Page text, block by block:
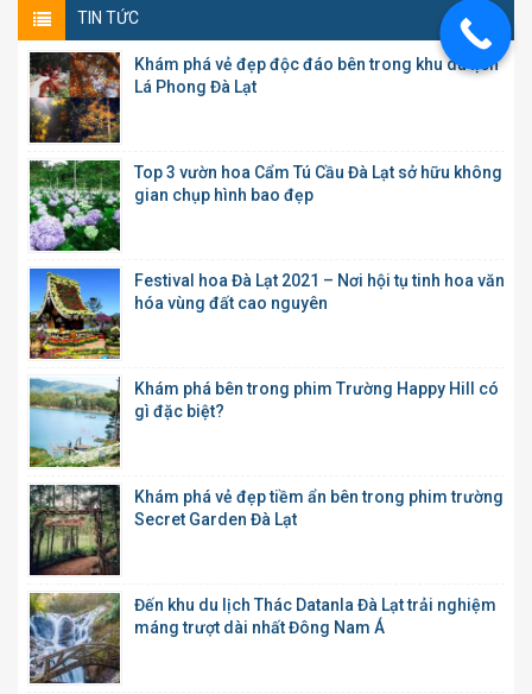
TIN TỨC
Khám phá vẻ đẹp độc đáo bên trong khu du lịch
Lá Phong Đà Lạt
Top 3 vườn hoa Cẩm Tú Cầu Đà Lạt sở hữu không
gian chụp hình bao đẹp
Festival hoa Đà Lạt 2021 – Nơi hội tụ tinh hoa văn
hóa vùng đất cao nguyên
Khám phá bên trong phim Trường Happy Hill có
gì đặc biệt?
Khám phá vẻ đẹp tiềm ẩn bên trong phim trường
Secret Garden Đà Lạt
Đến khu du lịch Thác Datanla Đà Lạt trải nghiệm
máng trượt dài nhất Đông Nam Á